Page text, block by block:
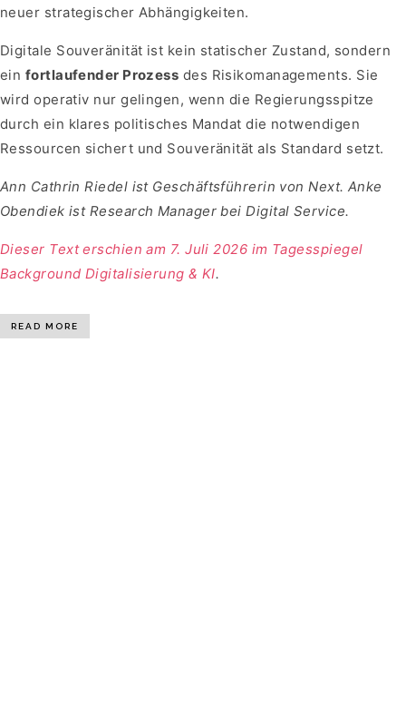
neuer strategischer Abhängigkeiten.
Digitale Souveränität ist kein statischer Zustand, sondern
ein fortlaufender Prozess des Risikomanagements. Sie
wird operativ nur gelingen, wenn die Regierungsspitze
durch ein klares politisches Mandat die notwendigen
Ressourcen sichert und Souveränität als Standard setzt.
Ann Cathrin Riedel istGeschäftsführerin von Next. Anke
Obendiek ist Research Manager bei Digital Service.
Dieser Text erschien am 7. Juli 2026 im Tagesspiegel
Background Digitalisierung & KI.
READ MORE